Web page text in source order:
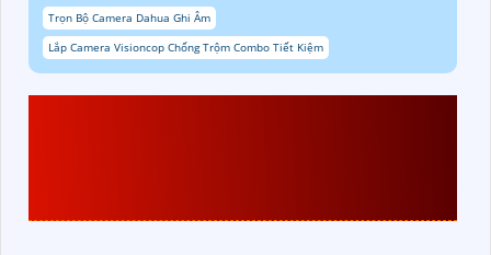
Trọn Bộ Camera Dahua Ghi Âm
Lắp Camera Visioncop Chống Trộm Combo Tiết Kiệm